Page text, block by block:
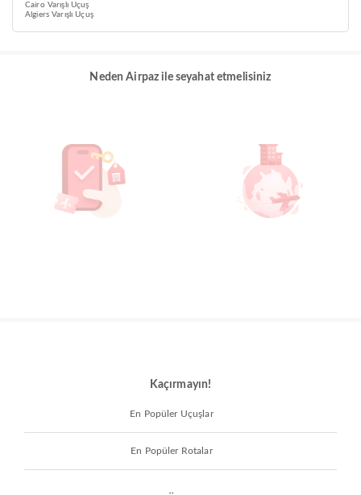
Cairo Varışlı Uçuş
Algiers Varışlı Uçuş
Neden Airpaz ile seyahat etmelisiniz
Kaçırmayın!
En Popüler Uçuşlar
En Popüler Rotalar